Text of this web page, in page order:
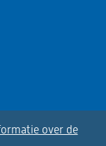
over de